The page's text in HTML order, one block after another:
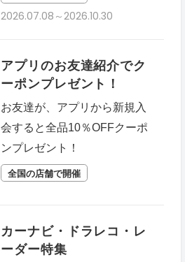
2026.07.08～2026.10.30
アプリのお友達紹介でク
ーポンプレゼント！
お友達が、アプリから新規入
会すると全品10％OFFクーポ
ンプレゼント！
全国の店舗で開催
カーナビ・ドラレコ・レ
ーダー特集